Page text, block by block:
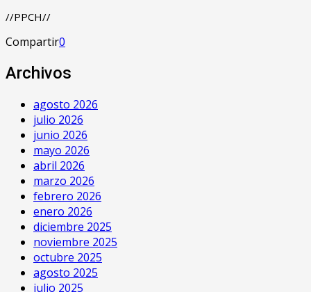
//PPCH//
Compartir0
Archivos
agosto 2026
julio 2026
junio 2026
mayo 2026
abril 2026
marzo 2026
febrero 2026
enero 2026
diciembre 2025
noviembre 2025
octubre 2025
agosto 2025
julio 2025